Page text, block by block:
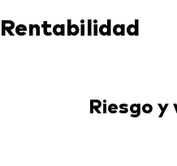
Rentabilidad
Riesgo